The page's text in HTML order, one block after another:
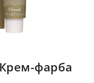
Крем-фарба